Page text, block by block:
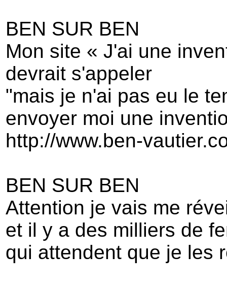
BEN SUR BEN
Mon site « J'ai une
devrait s'appeler
"mais je n'ai pas eu le
envoyer moi une
http://www.ben-
BEN SUR BEN
Attention je vais me
et il y a des milliers de
qui attendent que je les